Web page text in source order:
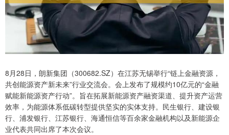
8月28日，朗新集团（300682.SZ）在江苏无锡举行“链上金融资源，
共创能源资产新未来”行业交流会。会上发布了规模约10亿元的“金融
赋能新能源资产行动”。旨在拓展新能源资产融资渠道、提升资产运营
效率，为能源体系低碳转型提供坚实的实体支持。民生银行、建设银
行、浦发银行、江苏银行、海通恒信等百余家金融机构以及新能源企
业代表共同出席了本次会议。